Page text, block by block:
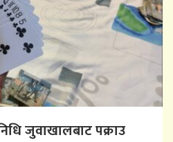
जुवाखालबाट पक्राउ